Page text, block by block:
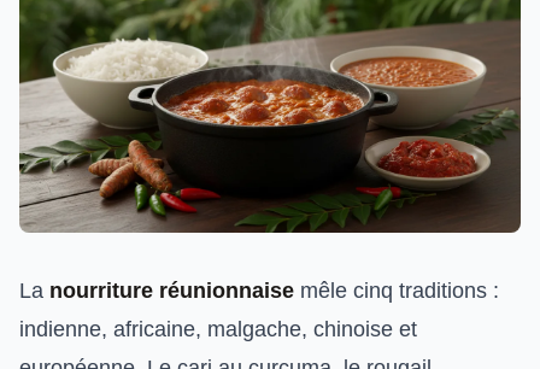
La nourriture réunionnaise mêle cinq traditions :
indienne, africaine, malgache, chinoise et